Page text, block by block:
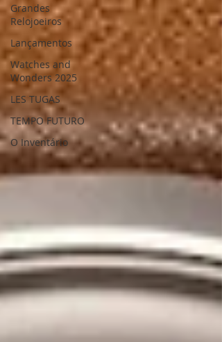
Grandes
Relojoeiros
Lançamentos
Watches and
Wonders 2025
LES TUGAS
TEMPO FUTURO
O Inventário